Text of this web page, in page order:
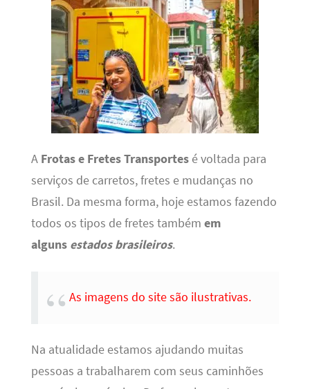
AFrotas e Fretes Transportesé voltada para
serviços de carretos, fretes e mudanças no
Brasil. Da mesma forma, hoje estamos fazendo
todos os tipos de fretes também em
alguns estados brasileiros.
As imagens do site são ilustrativas.
Na atualidade estamos ajudando muitas
pessoas a trabalharem com seus caminhões